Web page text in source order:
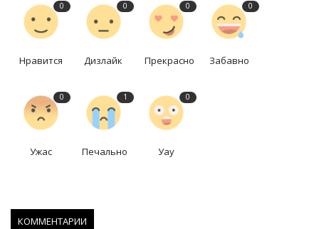
0
Нравится
0
Дизлайк
0
Прекрасно
0
Забавно
0
Ужас
1
Печально
0
Уау
КОММЕНТАРИИ